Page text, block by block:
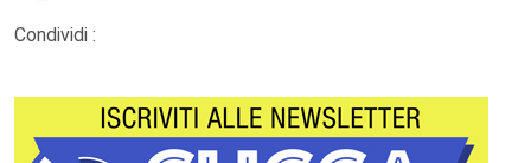
Condividi :